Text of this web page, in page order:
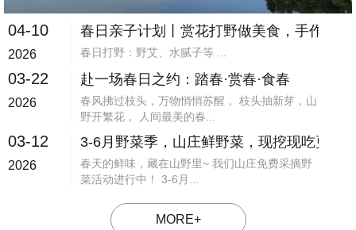
04-10
2026
春日亲子计划丨赏花打野做美食，手作撒
03-22
2026
赴一场春日之约：踏春·赏春·食春
春风拂过枝头，万物悄悄苏醒， 枝头抽新芽，山
野开繁花， 人间最美的春...
03-12
2026
3-6月野菜季，山庄鲜野菜，现挖现吃更有
春天的鲜味，藏在山野里~ 我们山庄免费采摘野
菜活动进行中！ 3-6月...
MORE+